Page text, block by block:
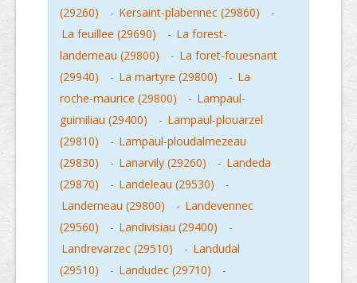
(29260)
- Kersaint-plabennec (29860)
-
La feuillee (29690)
- La forest-
landerneau (29800)
- La foret-fouesnant
(29940)
- La martyre (29800) - La
roche-maurice (29800)
- Lampaul-
guimiliau (29400)
- Lampaul-plouarzel
(29810)
- Lampaul-ploudalmezeau
(29830)
- Lanarvily (29260) - Landeda
(29870)
- Landeleau (29530)
-
Landerneau (29800)
- Landevennec
(29560)
- Landivisiau (29400)
-
Landrevarzec (29510)
- Landudal
(29510)
- Landudec (29710)
-